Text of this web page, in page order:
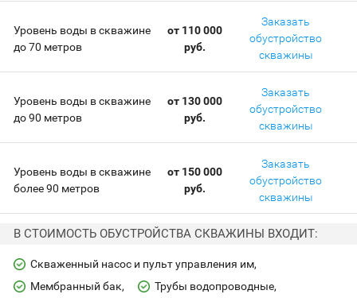
Уровень воды в скважине
до 70 метров
от 110 000
руб.
Заказать
обустройство
скважины
Уровень воды в скважине
до 90 метров
от 130 000
руб.
Заказать
обустройство
скважины
Уровень воды в скважине
более 90 метров
от 150 000
руб.
Заказать
обустройство
скважины
В СТОИМОСТЬ ОБУСТРОЙСТВА СКВАЖИНЫ ВХОДИТ:
Скваженный насос и пульт управления им
Мембранный бак
Трубы водопроводные